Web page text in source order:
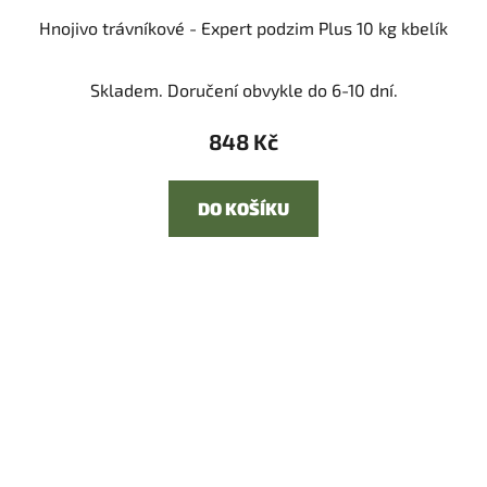
Hnojivo trávníkové - Expert podzim Plus 10 kg kbelík
Skladem. Doručení obvykle do 6-10 dní.
848 Kč
DO KOŠÍKU